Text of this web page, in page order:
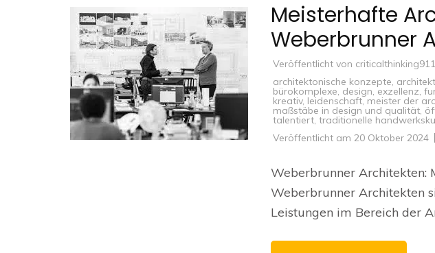
Meisterhafte
Weberbrunner
Veröffentlicht von
architektonische konzepte,
bürokomplexe, design, exzellenz,
kreativ, leidenschaft,meister der
maßstäbe in design und qualität,
talentiert, traditionelle
Veröffentlicht am 20 Oktober 2024
Weberbrunner Architekten:
Weberbrunner Architekten
Leistungen im Bereich der